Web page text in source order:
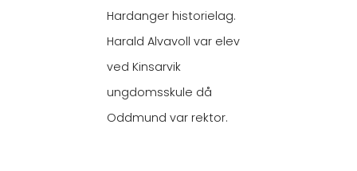
Hardanger historielag.
Harald Alvavoll var elev
ved Kinsarvik
ungdomsskule då
Oddmund var rektor.